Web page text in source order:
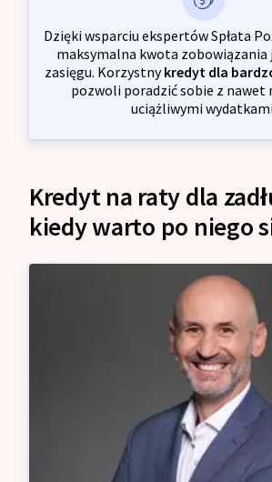
Dzięki wsparciu ekspertów Spłata
maksymalna kwota zobowiązania
zasięgu. Korzystnykredyt dla
pozwoli poradzić sobie z nawet
uciążliwymi
Kredyt na raty dla
kiedy warto po niego